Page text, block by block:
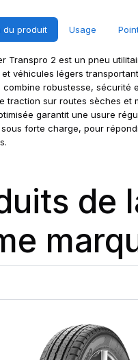
du produit Usage
Transpro 2 est un pneu
véhicules légers
combine robustesse, sécurité
traction sur routes sèches et
garantit une usure
forte charge, pour
de